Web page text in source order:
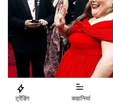
ट्रेंडिंग कहानियां